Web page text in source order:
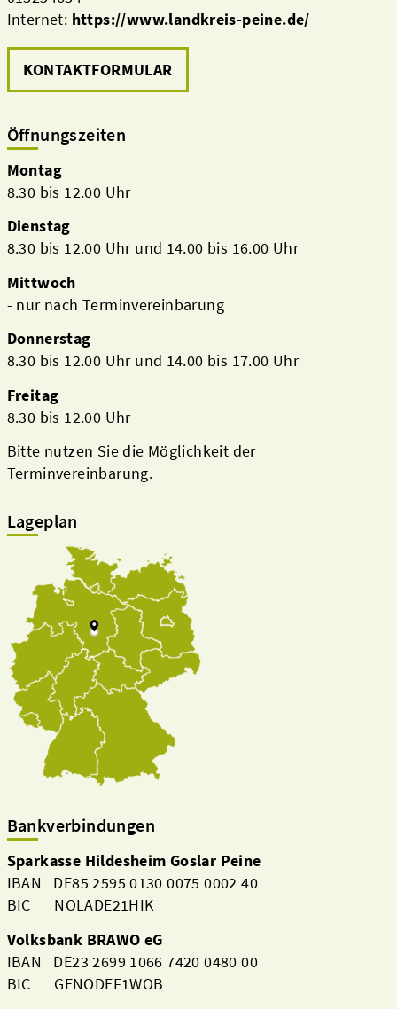
Internet: https://www.landkreis-peine.de/
KONTAKTFORMULAR
Öffnungszeiten
Montag
8.30 bis 12.00 Uhr
Dienstag
8.30 bis 12.00 Uhr und 14.00 bis 16.00 Uhr
Mittwoch
- nur nach Terminvereinbarung
Donnerstag
8.30 bis 12.00 Uhr und 14.00 bis 17.00 Uhr
Freitag
8.30 bis 12.00 Uhr
Bitte nutzen Sie die Möglichkeit der
Terminvereinbarung.
Lageplan
Bankverbindungen
Sparkasse Hildesheim Goslar Peine
IBAN DE85 2595 0130 0075 0002 40
BIC NOLADE21HIK
Volksbank BRAWO eG
IBAN DE23 2699 1066 7420 0480 00
BIC GENODEF1WOB